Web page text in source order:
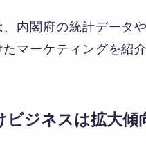
、内閣府の統計データ
マーケティングを紹
ビジネスは拡大傾